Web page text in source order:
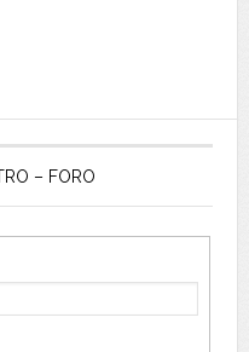
– FORO